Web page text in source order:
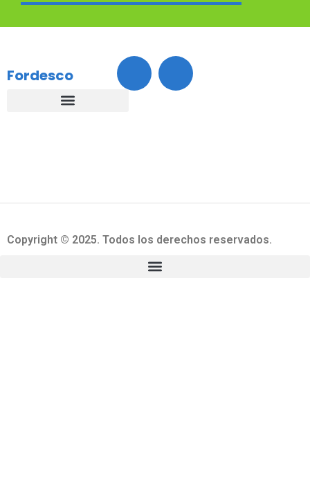
Encuentranos
Fordesco
Copyright © 2025. Todos los derechos reservados.